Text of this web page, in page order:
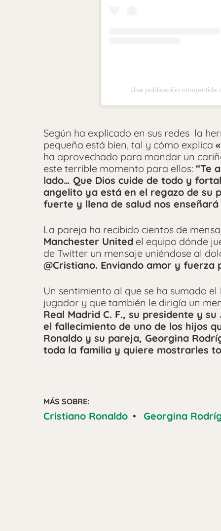
Una publicación compartida
Según ha explicado en sus redes la
pequeña está bien, tal y cómo explica
ha aprovechado para mandar un
este terrible momento para ellos: “Te
lado… Que Dios cuide de todo y
angelito ya está en el regazo de su
fuerte y llena de salud nos
La pareja ha recibido cientos de
Manchester United el equipo dónde
de Twitter un mensaje uniéndose al
@Cristiano. Enviando amor y
Un sentimiento al que se ha sumado el
jugador y que también le dirigía un
Real Madrid C. F., su presidente y
el fallecimiento de uno de los hijos
Ronaldo y su pareja, Georgina
toda la familia y quiere mostrarles
MÁS SOBRE:
Cristiano Ronaldo • Georgina